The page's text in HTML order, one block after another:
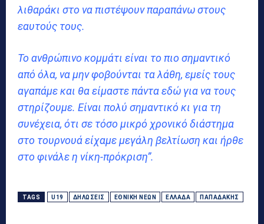
λιθαράκι στο να πιστέψουν παραπάνω στους
εαυτούς τους.
Το ανθρώπινο κομμάτι είναι το πιο σημαντικό
από όλα, να μην φοβούνται τα λάθη, εμείς τους
αγαπάμε και θα είμαστε πάντα εδώ για να τους
στηρίζουμε. Είναι πολύ σημαντικό κι για τη
συνέχεια, ότι σε τόσο μικρό χρονικό διάστημα
στο τουρνουά είχαμε μεγάλη βελτίωση και ήρθε
στο φινάλε η νίκη-πρόκριση”.
TAGS U19 ΔΗΛΏΣΕΙΣ ΕΘΝΙΚΉ ΝΈΩΝ ΕΛΛΆΔΑ ΠΑΠΑΔΆΚΗΣ